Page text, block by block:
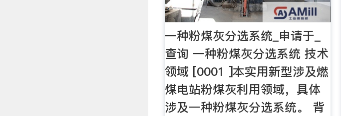
一种粉煤灰分选系统_申请于_
查询 一种粉煤灰分选系统 技术
领域 [0001 ]本实用新型涉及燃
煤电站粉煤灰利用领域，具体
涉及一种粉煤灰分选系统。 背